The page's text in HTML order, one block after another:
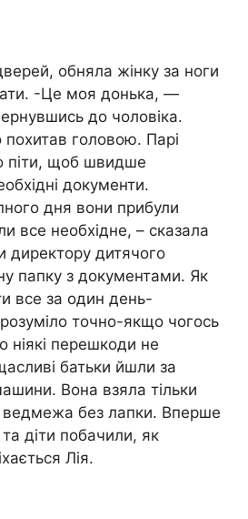
обняла жінку за ноги
-Це моя донька, —
до чоловіка.
похитав головою. Парі
піти, щоб швидше
документи.
дня вони прибули
все необхідне, – сказала
директору дитячoго
папку з документами. Як
все за один день-
точно-якщо чогось
ніякі перешкоди не
батьки йшли за
Вона взяла тільки
ведмежа без лапки. Вперше
та діти побачили, як
Лія.